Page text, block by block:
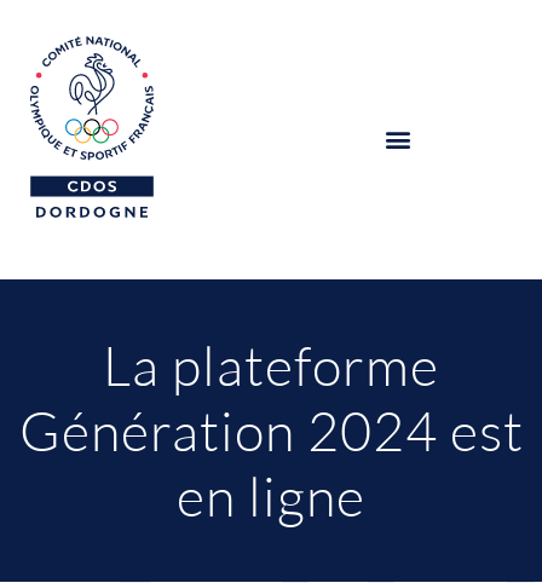
La plateforme
Génération 2024 est
en ligne